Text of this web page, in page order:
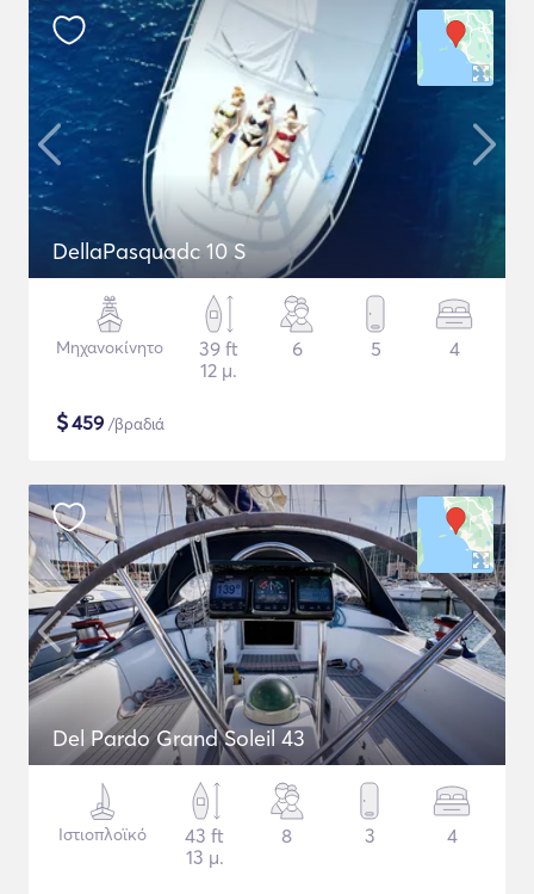
DellaPasquadc 10 S
Μηχανοκίνητο
39 ft
12 μ.
6 5 4
$459 /βραδιά
Del Pardo Grand Soleil 43
Ιστιοπλοϊκό
43 ft
13 μ.
8 3 4